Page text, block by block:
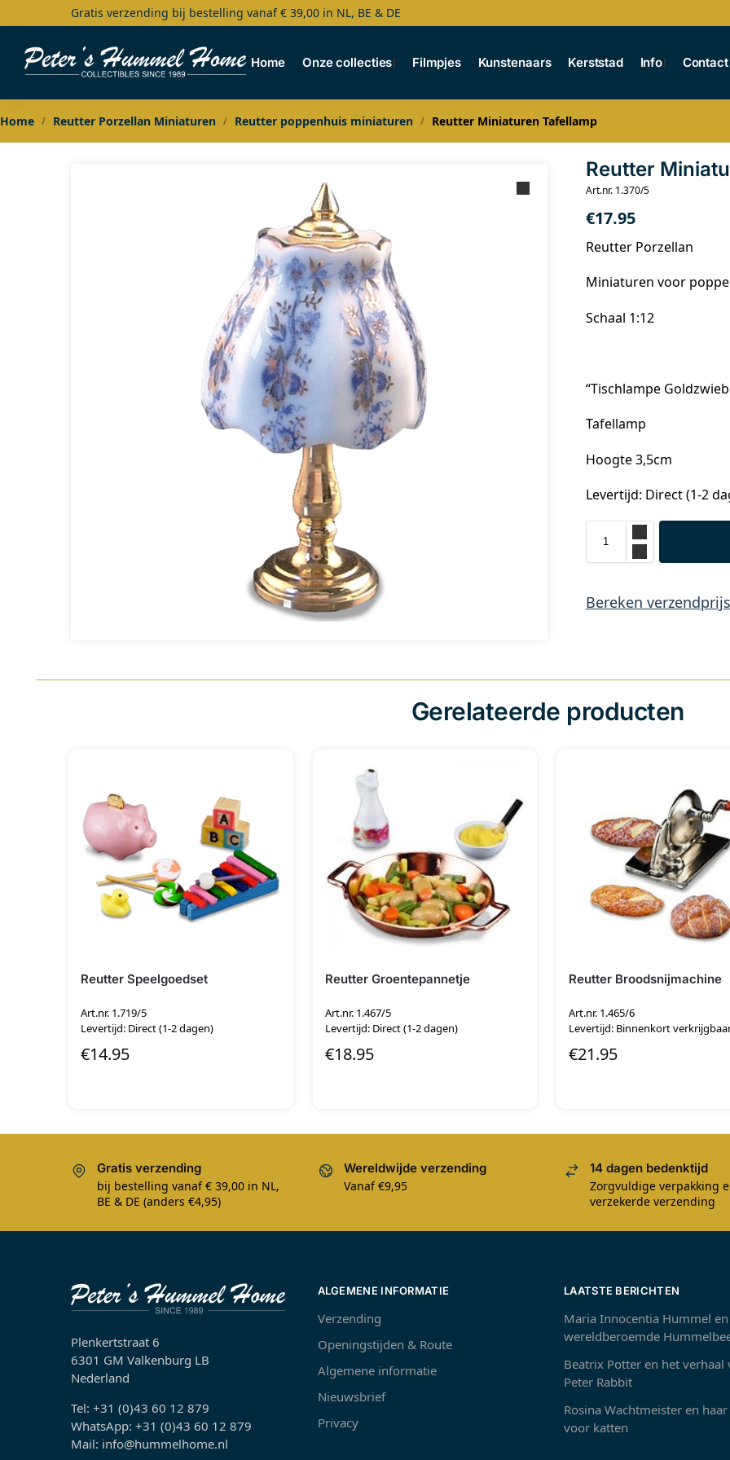
Gratis verzending bij bestelling vanaf € 39,00 in NL, BE & DE
Home Onze collecties Filmpjes Kunstenaars Kerststad Info Contact
Search
Home / Reutter Porzellan Miniaturen / Reutter poppenhuis miniaturen / Reutter Miniaturen Tafellamp
Reutter
Art.nr. 1.370/5
€17.95
Reutter Porzellan
Miniaturen voor
Schaal 1:12
“Tischlampe
Tafellamp
Hoogte 3,5cm
Levertijd: Direct (1-2
Bereken verzendprijs
Gerelateerde producten
Reutter Speelgoedset
Art.nr. 1.719/5
Levertijd: Direct (1-2 dagen)
€14.95
Reutter Groentepannetje
Art.nr. 1.467/5
Levertijd: Direct (1-2 dagen)
€18.95
Reutter Broodsnijmachine
Art.nr. 1.465/6
Levertijd: Binnenkort
€21.95
Gratis verzending
bij bestelling vanaf € 39,00 in NL,
BE & DE (anders €4,95)
Wereldwijde verzending
Vanaf €9,95
14 dagen bedenktijd
Zorgvuldige verpakking
verzekerde verzending
Plenkertstraat 6
6301 GM Valkenburg LB
Nederland
Tel: +31 (0)43 60 12 879
WhatsApp: +31 (0)43 60 12 879
Mail: info@hummelhome.nl
ALGEMENE INFORMATIE
Verzending
Openingstijden & Route
Algemene informatie
Nieuwsbrief
Privacy
LAATSTE BERICHTEN
Maria Innocentia Hummel
wereldberoemde
Beatrix Potter en het verhaal
Peter Rabbit
Rosina Wachtmeister en
voor katten